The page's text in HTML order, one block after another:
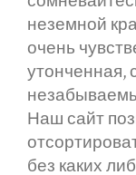
неземной
очень
утонченная,
Наш сайт
без каких